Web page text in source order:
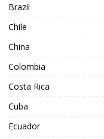
Brazil
Chile
China
Colombia
Costa Rica
Cuba
Ecuador